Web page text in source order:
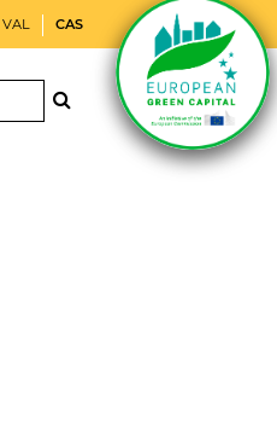
VAL CAS